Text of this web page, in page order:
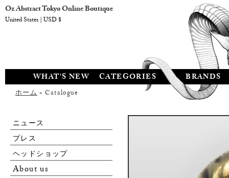
WHAT'S NEW CATEGORIES BRANDS
ホーム» Catalogue
ニュース
プレス
ヘッドショップ
About us
Oz Abstract Tokyo Online Boutique
United States | USD $